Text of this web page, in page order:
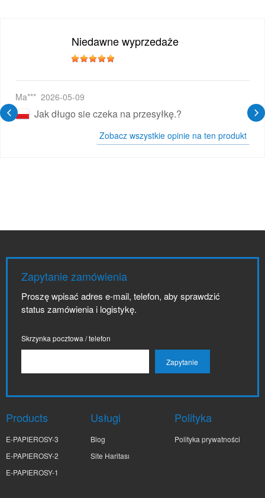
E-papieros
Niedawne wyprzedaże
Ma*** 2026-05-09
Jak długo sie czeka na przesyłkę.?
Zobacz wszystkie opinie na ten produkt
Zapytanie zamówienia
Proszę wpisać adres e-mail, telefon, aby sprawdzić
status zamówienia i logistykę.
Skrzynka pocztowa / telefon
Products
E-PAPIEROSY-3
E-PAPIEROSY-2
E-PAPIEROSY-1
Usługi
Blog
Site Haritası
Polityka
Polityka prywatności